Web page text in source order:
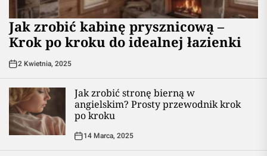
Jak zrobić kabinę prysznicową –
Krok po kroku do idealnej łazienki
2 Kwietnia, 2025
Jak zrobić stronę bierną w
angielskim? Prosty przewodnik krok
po kroku
14 Marca, 2025